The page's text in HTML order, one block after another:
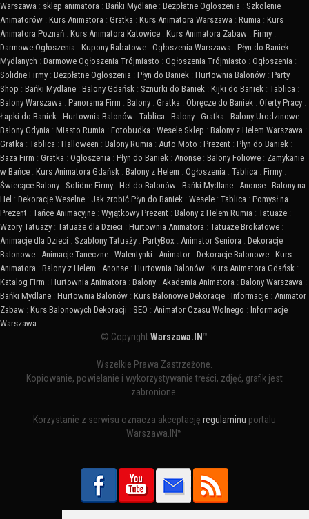
Warszawa : sklep animatora : Bańki Mydlane : Bezpłatne Ogłoszenia : Szkolenie
Animatorów : Kurs Animatora : Gratka : Kurs Animatora Warszawa : Rumia : Kurs
Animatora Poznań : Kurs Animatora Katowice : Kurs Animatora Zabaw : Firmy :
Darmowe Ogłoszenia : Kupony Rabatowe : Ogłoszenia Warszawa : Płyn do Baniek
Mydlanych : Darmowe Ogłoszenia Trójmiasto : Ogłoszenia Trójmiasto : Ogłoszenia :
Solidne Firmy : Bezpłatne Ogłoszenia : Płyn do Baniek : Hurtownia Balonów : Party
Shop : Bańki Mydlane : Balony Gdańsk : Sznurki do Baniek : Kijki do Baniek : Tablica :
Balony Warszawa : Panorama Firm : Balony : Gratka : Obręcze do Baniek : Oferty Pracy :
Łapki do Baniek : Hurtownia Balonów : Tablica : Balony : Gratka : Balony Urodzinowe :
Balony Gdynia : Miasto Rumia : Fotobudka : Wesele Sklep : Balony z Helem Warszawa :
Gratka : Tablica : Halloween : Balony Rumia : Auto Moto : Prezent : Płyn do Baniek :
Baza Firm : Gratka : Ogłoszenia : Płyn do Baniek : Anonse : Balony Foliowe : Zamykanie
w Bańce : Kurs Animatora Gdańsk : Balony z Helem : Ogłoszenia : Tablica : Firmy :
Świecące Balony : Solidne Firmy : Hel do Balonów : Bańki Mydlane : Anonse : Balony na
Hel : Dekoracje Weselne : Jak zrobić Płyn do Baniek : Wesele : Tablica : Pomysł na
Prezent : Tańce Animacyjne : Wyjątkowy Prezent : Balony z Helem Rumia : Tatuaże :
Wzory Tatuaży : Tatuaże dla Dzieci : Hurtownia Animatora : Tatuaże Brokatowe :
Animacje dla Dzieci : Szablony Tatuaży : PartyBox : Animator Seniora : Dekoracje
Balonowe : Animacje Taneczne : Walentynki : Animator : Dekoracje Balonowe : Kurs
Animatora : Balony z Helem : Anonse : Hurtownia Balonów : Kurs Animatora Gdańsk :
Katalog Firm : Hurtownia Animatora : Balony : Akademia Animatora : Balony Warszawa :
Bańki Mydlane : Hurtownia Balonów : Kurs Balonowe Dekoracje : Informacje : Animator
Zabaw : Kurs Balonowych Dekoracji : SEO : Animator Czasu Wolnego : Informacje
Warszawa
© CopyrightWarszawa.IN ™
Wszelkie Prawa Zastrzeżone.
Kopiowanie, powielanie i wykorzystywanie treści, zdjęć, grafik jest
zabronione.
Korzystanie z serwisu oznacza akceptację regulaminu portalu
Warszawa.IN™